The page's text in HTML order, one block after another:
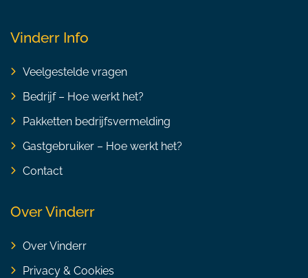
Vinderr Info
Veelgestelde vragen
Bedrijf – Hoe werkt het?
Pakketten bedrijfsvermelding
Gastgebruiker – Hoe werkt het?
Contact
Over Vinderr
Over Vinderr
Privacy & Cookies